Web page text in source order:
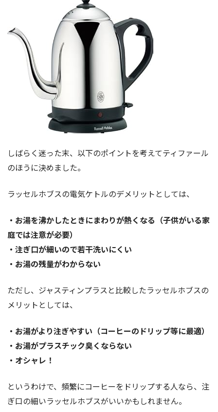
しばらく迷った末、以下のポイントを考えてティファール
のほうに決めました。
ラッセルホブスの電気ケトルのデメリットとしては、
・お湯を沸かしたときにまわりが熱くなる（子供がいる家
庭では注意が必要）
・注ぎ口が細いので若干洗いにくい
・お湯の残量がわからない
ただし、ジャスティンプラスと比較したラッセルホブスの
メリットとしては、
・お湯がより注ぎやすい（コーヒーのドリップ等に最適）
・お湯がプラスチック臭くならない
・オシャレ！
というわけで、頻繁にコーヒーをドリップする人なら、注
ぎ口の細いラッセルホブスがいいかもしれません。